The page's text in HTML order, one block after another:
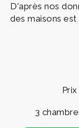
D'après nos
des maisons est
3